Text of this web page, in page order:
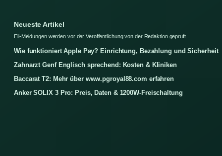
Neueste Artikel
Eil-Meldungen werden vor der Veroffentlichung von der Redaktion gepruft.
Wie funktioniert Apple Pay? Einrichtung, Bezahlung und Sicherheit
Zahnarzt Genf Englisch sprechend: Kosten & Kliniken
Baccarat T2: Mehr über www.pgroyal88.com erfahren
Anker SOLIX 3 Pro: Preis, Daten & 1200W-Freischaltung